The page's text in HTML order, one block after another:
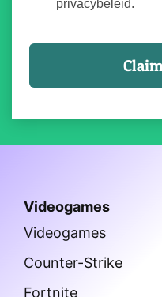
privacybeleid.
Videogames
Videogames
Counter-Strike
Fortnite